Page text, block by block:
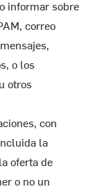
informar sobre
correo
o los
otros
con
la
oferta de
o no un